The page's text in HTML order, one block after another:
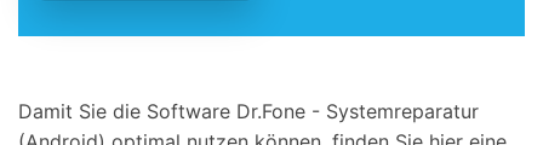
Damit Sie die Software Dr.Fone - Systemreparatur